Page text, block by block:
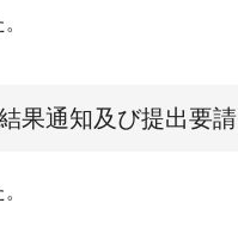
果通知及び提出要請